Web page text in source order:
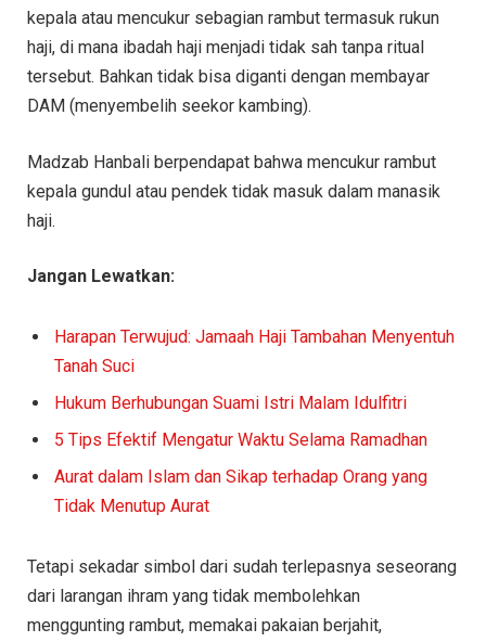
kepala atau mencukur sebagian rambut termasuk rukun
haji, di mana ibadah haji menjadi tidak sah tanpa ritual
tersebut. Bahkan tidak bisa diganti dengan membayar
DAM (menyembelih seekor kambing).
Madzab Hanbali berpendapat bahwa mencukur rambut
kepala gundul atau pendek tidak masuk dalam manasik
haji.
Jangan Lewatkan:
Harapan Terwujud: Jamaah Haji Tambahan Menyentuh
Tanah Suci
Hukum Berhubungan Suami Istri Malam Idulfitri
5 Tips Efektif Mengatur Waktu Selama Ramadhan
Aurat dalam Islam dan Sikap terhadap Orang yang
Tidak Menutup Aurat
Tetapi sekadar simbol dari sudah terlepasnya seseorang
dari larangan ihram yang tidak membolehkan
menggunting rambut, memakai pakaian berjahit,